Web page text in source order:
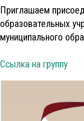
Приглашаем
образовательных
муниципального
Ссылка на группу